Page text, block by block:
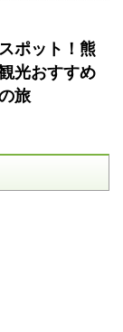
ポット！熊
光おすすめ
旅